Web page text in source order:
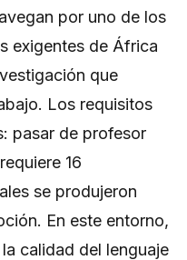
por uno de los
exigentes de África
que
Los requisitos
pasar de profesor
16
se produjeron
En este entorno,
calidad del lenguaje